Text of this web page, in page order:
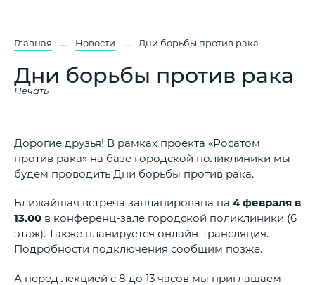
Главная … Новости … Дни борьбы против рака
Дни борьбы против рака
Печать
Дорогие друзья! В рамках проекта «Росатом
против рака» на базе городской поликлиники мы
будем проводить Дни борьбы против рака.
Ближайшая встреча запланирована на 4 февраля в
13.00 в конференц-зале городской поликлиники (6
этаж). Также планируется онлайн-трансляция.
Подробности подключения сообщим позже.
А перед лекцией с 8 до 13 часов мы приглашаем